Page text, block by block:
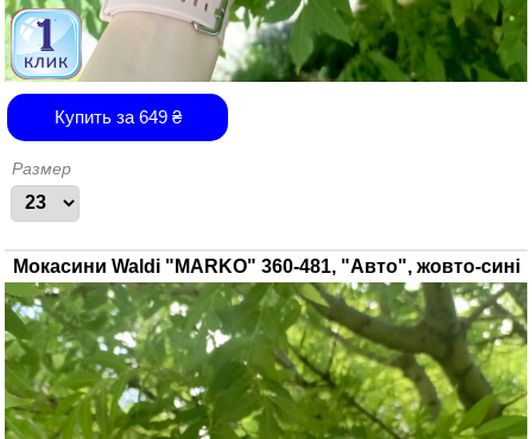
Купить за 649₴
Размер
Мокасини Waldi "MARKO" 360-481, "Авто", жовто-сині